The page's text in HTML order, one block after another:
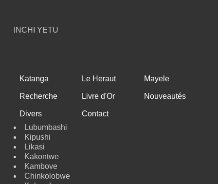
INCHI YETU
Katanga Le Heraut Mayele
Recherche Livre d'Or Nouveautés
Divers
Contact
Lubumbashi
Kipushi
Likasi
Kakontwe
Kambove
Chinkolobwe